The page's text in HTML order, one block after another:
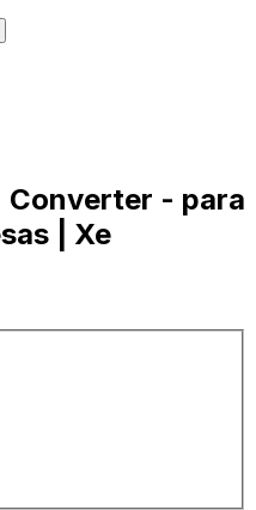
Converter - para
| Xe